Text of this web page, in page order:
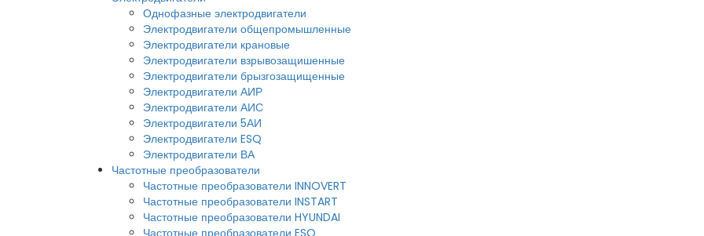
Однофазные электродвигатели
Электродвигатели общепромышленные
Электродвигатели крановые
Электродвигатели взрывозащишенные
Электродвигатели брызгозащищенные
Электродвигатели АИР
Электродвигатели АИС
Электродвигатели 5АИ
Электродвигатели ESQ
Электродвигатели ВА
Частотные преобразователи
Частотные преобразователи INNOVERT
Частотные преобразователи INSTART
Частотные преобразователи HYUNDAI
Частотные преобразователи ESQ